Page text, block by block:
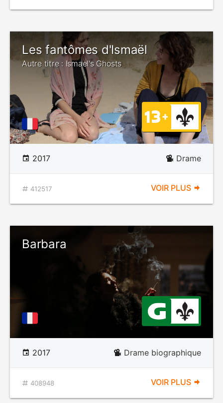
Les fantômes d'Ismaël
Autre titre : Ismael's Ghosts
2017 Drame
412517 VOIR PLUS
Barbara
2017 Drame biographique
408948 VOIR PLUS